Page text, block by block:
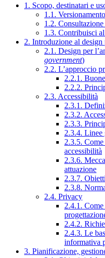
1. Scopo, destinatari e
1.1.
1.2.
1.3. Contribuisci
2. Introduzione al
2.1. Design per
government)
2.2. L’approccio
2.2.1.
2.2.2.
2.3. Accessibilità
2.3.1.
2.3.2.
2.3.3.
2.3.4. Linee
2.3.5.
accessibilità
2.3.6.
attuazione
2.3.7.
2.3.8.
2.4. Privacy
2.4.1.
2.4.2.
2.4.3. Le
informativa
3. Pianificazione,